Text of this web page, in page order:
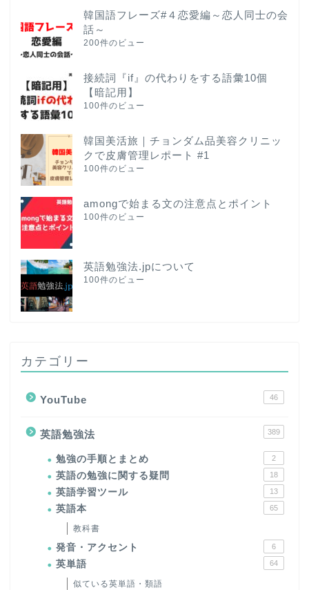
韓国語フレーズ#４恋愛編～恋人同士の会
話～
200件のビュー
接続詞『if』の代わりをする語彙10個
【暗記用】
100件のビュー
韓国美活旅｜チョンダム品美容クリニッ
クで皮膚管理レポート #1
100件のビュー
amongで始まる文の注意点とポイント
100件のビュー
英語勉強法.jpについて
100件のビュー
カテゴリー
YouTube 46
英語勉強法 389
勉強の手順とまとめ 2
英語の勉強に関する疑問 18
英語学習ツール 13
英語本 65
教科書
発音・アクセント 6
英単語 64
似ている英単語・類語